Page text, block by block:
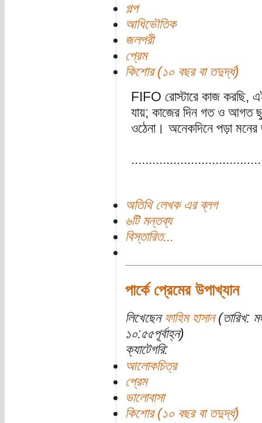
গল্প
আধিভৌতিক
জলপরী
প্রেম
কিশোর (১০ বছর বা তদুর্দ্ধ)
FIFO রোস্টারে কাজ করছি,
যায়; কাজের দিন গত ও আগত
ওঠেনা। অনেকদিনে পড়া মনের
অতিথি লেখক এর ব্লগ
৬টি মন্তব্য
বিস্তারিত...
পার্কে প্রেমের উপাখ্যান
লিখেছেন ফাহিম হাসান(তারিখ:
১০:৫৫পূর্বাহ্ন)
ক্যাটেগরি:
আলোকচিত্র
প্রেম
ভালোবাসা
কিশোর (১০ বছর বা তদুর্দ্ধ)